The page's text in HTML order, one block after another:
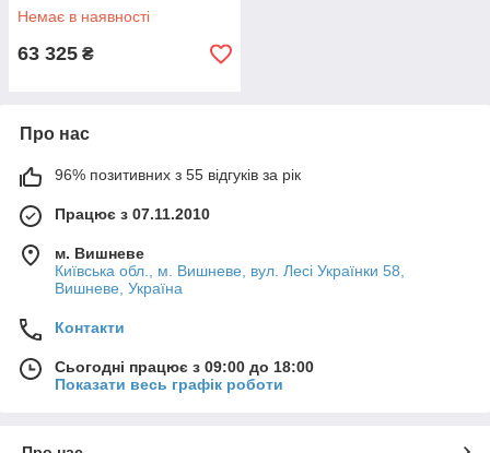
Немає в наявності
63 325 ₴
Про нас
96% позитивних з 55 відгуків за рік
Працює з 07.11.2010
м. Вишневе
Київська обл., м. Вишневе, вул. Лесі Українки 58,
Вишневе, Україна
Контакти
Сьогодні працює з 09:00 до 18:00
Показати весь графік роботи